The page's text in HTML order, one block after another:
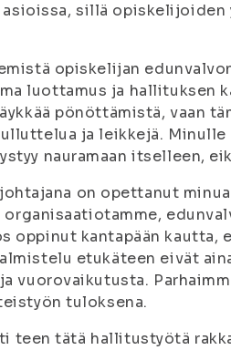
sillä opiskelijoiden
opiskelijan
luottamus ja hallituksen
pönöttämistä, vaan
ja leikkejä. Minulle
nauramaan itselleen,
on opettanut
oppinut kantapään
etukäteen eivät
vuorovaikutusta.
tuloksena.
teen tätä hallitustyötä